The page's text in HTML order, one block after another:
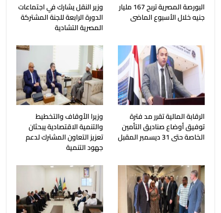
البورصة المصرية تربح 167 مليار
جنيه خلال الأسبوع الماضى
وزير النقل يشارك في اجتماعات
الدورة الرابعة للجنة المشتركة
المصرية التشادية
الرقابة المالية تقرر مد فترة
توفيق أوضاع صناديق التأمين
الخاصة حتى 31 ديسمبر المقبل
وزيرا الأوقاف والتخطيط
والتنمية الاقتصادية يبحثان
تعزيز التعاون المشترك لدعم
جهود التنمية